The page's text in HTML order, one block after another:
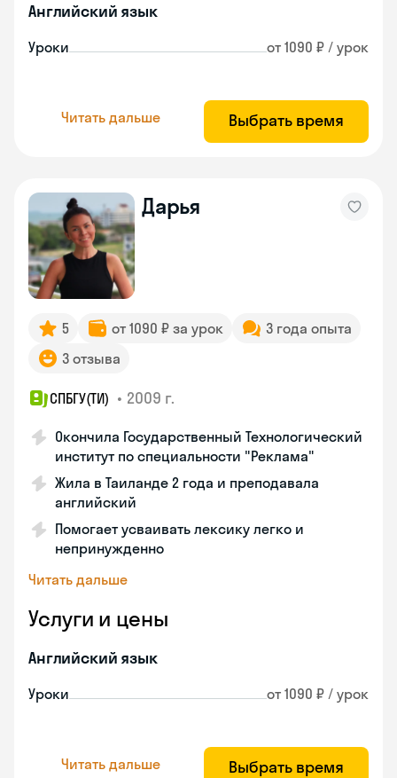
Английский язык
Уроки от 1090 ₽ / урок
Читать дальше Выбрать время
Дарья
5 от 1090 ₽ за урок
3 года опыта
3 отзыва
СПБГУ(ТИ) • 2009 г.
Окончила Государственный Технологический
институт по специальности "Реклама"
Жила в Таиланде 2 года и преподавала
английский
Помогает усваивать лексику легко и
непринужденно
Читать дальше
Услуги и цены
Английский язык
Уроки от 1090 ₽ / урок
Читать дальше Выбрать время